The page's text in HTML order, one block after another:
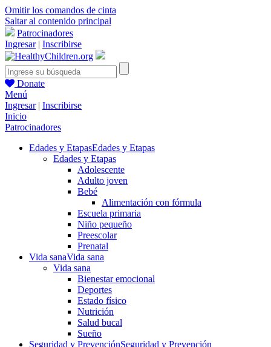
Omitir los comandos de cinta
Saltar al contenido principal
Patrocinadores
Ingresar| Inscribirse
Donate
Menú
Ingresar| Inscribirse
Inicio
Patrocinadores
Edades y EtapasEdades y Etapas
Edades y Etapas
Adolescente
Adulto joven
Bebé
Alimentación con fórmula
Escuela primaria
Niño pequeño
Preescolar
Prenatal
Vida sanaVida sana
Vida sana
Bienestar emocional
Deportes
Estado físico
Nutrición
Salud bucal
Sueño
Seguridad y PrevenciónSeguridad y Prevención